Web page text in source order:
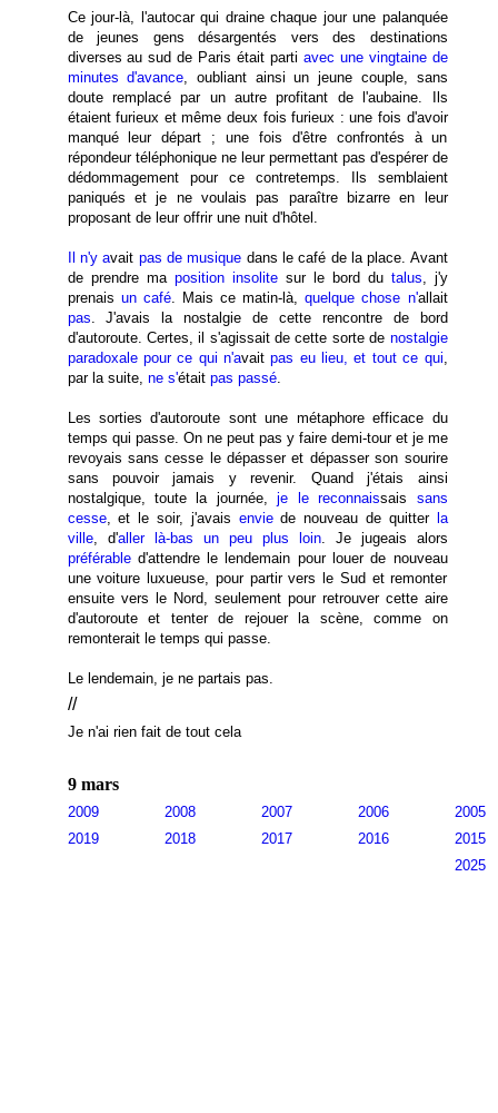
Ce jour-là, l'autocar qui draine chaque jour une palanquée
de jeunes gens désargentés vers des destinations
diverses au sud de Paris était parti avec une vingtaine de
minutes d'avance, oubliant ainsi un jeune couple, sans
doute remplacé par un autre profitant de l'aubaine. Ils
étaient furieux et même deux fois furieux : une fois d'avoir
manqué leur départ ; une fois d'être confrontés à un
répondeur téléphonique ne leur permettant pas d'espérer de
dédommagement pour ce contretemps. Ils semblaient
paniqués et je ne voulais pas paraître bizarre en leur
proposant de leur offrir une nuit d'hôtel.
Il n'y avait pas de musique dans le café de la place. Avant
de prendre ma position insolitesur le bord du talus, j'y
prenais un café. Mais ce matin-là,quelque chose n'allait
pas. J'avais la nostalgie de cette rencontre de bord
d'autoroute. Certes, il s'agissait de cette sorte de nostalgie
paradoxale pour ce qui n'avaitpas eu lieu, et tout ce qui,
par la suite, ne s'étaitpas passé.
Les sorties d'autoroute sont une métaphore efficace du
temps qui passe. On ne peut pas y faire demi-tour et je me
revoyais sans cesse le dépasser et dépasser son sourire
sans pouvoir jamais y revenir. Quand j'étais ainsi
nostalgique, toute la journée,je le reconnaissais sans
cesse, et le soir, j'avais enviede nouveau de quitter la
ville, d'aller là-bas un peu plus loin. Je jugeais alors
préférabled'attendre le lendemain pour louer de nouveau
une voiture luxueuse, pour partir vers le Sud et remonter
ensuite vers le Nord, seulement pour retrouver cette aire
d'autoroute et tenter de rejouer la scène, comme on
remonterait le temps qui passe.
Le lendemain, je ne partais pas.
//
Je n'ai rien fait de tout cela
9 mars
2009 2008 2007 2006
2005
2019
2018 2017 2016
2015
2025